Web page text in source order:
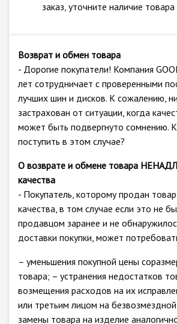
заказ, уточните наличие
Возврат и обмен товара
- Дорогие покупатели! Компания
лет сотрудничает с проверенными
лучших шин и дисков. К сожалению,
застрахован от ситуации, когда
может быть подвергнуто сомнению.
поступить в этом случае?
О возврате и обмене товара
качества
- Покупатель, которому продан
качества, в том случае если это не
продавцом заранее и не
доставки покупки, может
– уменьшения покупной цены
товара; – устранения недостатков
возмещения расходов на их
или третьим лицом на
замены товара на изделие